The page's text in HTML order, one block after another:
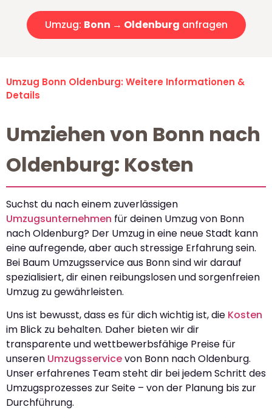
Umzug: Bonn → Oldenburg anfragen
Umzug Bonn Oldenburg: Weitere Informationen &
Details
Umziehen von Bonn nach
Oldenburg: Kosten
Suchst du nach einem zuverlässigen
Umzugsunternehmen für deinen Umzug von Bonn
nach Oldenburg? Der Umzug in eine neue Stadt kann
eine aufregende, aber auch stressige Erfahrung sein.
Bei Baum Umzugsservice aus Bonn sind wir darauf
spezialisiert, dir einen reibungslosen und sorgenfreien
Umzug zu gewährleisten.
Uns ist bewusst, dass es für dich wichtig ist, die Kosten
im Blick zu behalten. Daher bieten wir dir
transparente und wettbewerbsfähige Preise für
unseren Umzugsservicevon Bonn nach Oldenburg.
Unser erfahrenes Team steht dir bei jedem Schritt des
Umzugsprozesses zur Seite – von der Planung bis zur
Durchführung.